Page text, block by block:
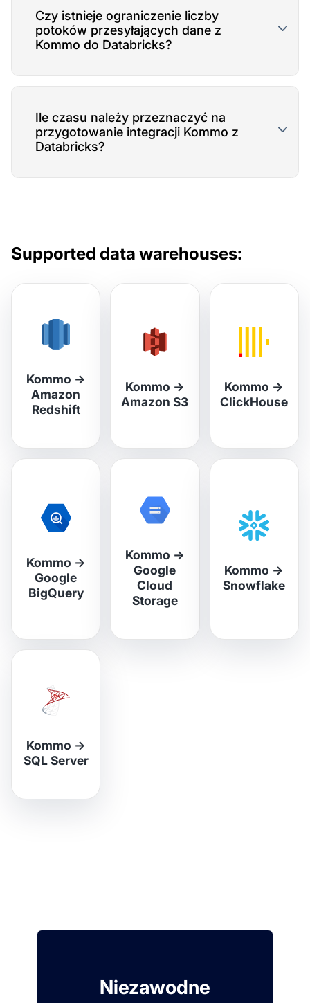
Czy istnieje ograniczenie liczby
potoków przesyłających dane z
Kommo do Databricks?
Ile czasu należy przeznaczyć na
przygotowanie integracji Kommo z
Databricks?
Supported data warehouses:
Kommo →
Amazon
Redshift
Kommo →
Amazon S3
Kommo →
ClickHouse
Kommo →
Google
BigQuery
Kommo →
Google
Cloud
Storage
Kommo →
Snowflake
Kommo →
SQL Server
Niezawodne